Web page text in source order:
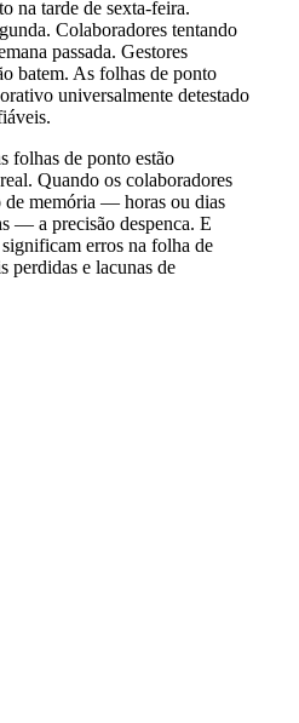
na tarde de sexta-feira.
Colaboradores tentando
passada. Gestores
batem. As folhas de ponto
universalmente detestado
folhas de ponto estão
Quando os colaboradores
de memória — horas ou dias
— a precisão despenca. E
erros na folha de
perdidas e lacunas de